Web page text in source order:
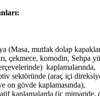
(Masa, mutfak dolap
çekmece, komodin, Sehpa
kaplamalarında,
sektöründe (araç içi
on gövde kaplamasında),
kaplamalarda (iç mimaride,